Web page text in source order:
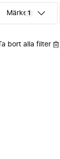
Märke 1
Ta bort alla filter